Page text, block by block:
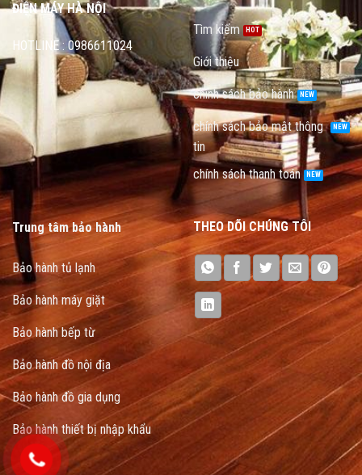
ĐIỆN MÁY HÀ NỘI
HOTLINE : 0986611024
Tìm kiếm
Giới thiệu
chính sách bảo hành
chính sách bảo mật thông
tin
chính sách thanh toán
Trung tâm bảo hành
Bảo hành tủ lạnh
Bảo hành máy giặt
Bảo hành bếp từ
Bảo hành đồ nội địa
Bảo hành đồ gia dụng
Bảo hành thiết bị nhập khẩu
THEO DÕI CHÚNG TÔI